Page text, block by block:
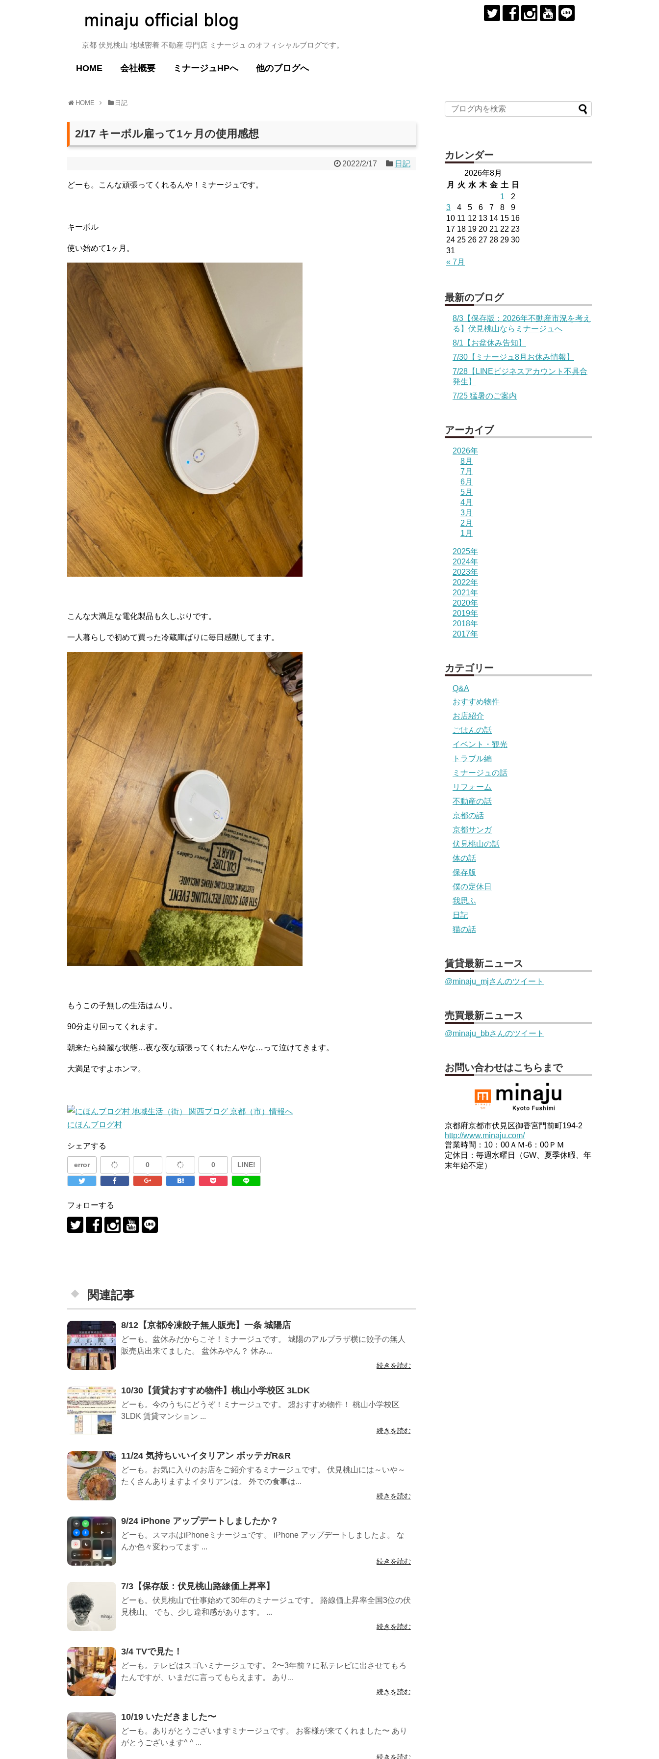
京都 伏見桃山 地域密着 不動産 専門店 ミナージュ のオフィシャルブログです。
HOME 会社概要 ミナージュHPへ 他のブログへ
HOME 日記
2/17 キーボル雇って1ヶ月の使用感想
2022/2/17 日記
どーも。こんな頑張ってくれるんや！ミナージュです。
キーボル
使い始めて1ヶ月。
こんな大満足な電化製品も久しぶりです。
一人暮らしで初めて買った冷蔵庫ばりに毎日感動してます。
もうこの子無しの生活はムリ。
90分走り回ってくれます。
朝来たら綺麗な状態…夜な夜な頑張ってくれたんやな…って泣けてきます。
大満足ですよホンマ。
にほんブログ村
シェアする
error 0 0 LINE!
フォローする
関連記事
8/12【京都冷凍餃子無人販売】一条 城陽店
どーも。盆休みだからこそ！ミナージュです。 城陽のアルプラザ横に餃子の無人
販売店出来てました。 盆休みやん？ 休み...
続きを読む
10/30【賃貸おすすめ物件】桃山小学校区 3LDK
どーも。今のうちにどうぞ！ミナージュです。 超おすすめ物件！ 桃山小学校区
3LDK 賃貸マンション ...
続きを読む
11/24 気持ちいいイタリアン ボッテガR&R
どーも。お気に入りのお店をご紹介するミナージュです。 伏見桃山には～いや～
たくさんありますよイタリアンは。 外での食事は...
続きを読む
9/24 iPhone アップデートしましたか？
どーも。スマホはiPhoneミナージュです。 iPhone アップデートしましたよ。 な
んか色々変わってます ...
続きを読む
7/3【保存版：伏見桃山路線価上昇率】
どーも。伏見桃山で仕事始めて30年のミナージュです。 路線価上昇率全国3位の伏
見桃山。 でも、少し違和感があります。 ...
続きを読む
3/4 TVで見た！
どーも。テレビはスゴいミナージュです。 2〜3年前？に私テレビに出させてもろ
たんですが、いまだに言ってもらえます。 あり...
続きを読む
10/19 いただきました〜
どーも。ありがとうございますミナージュです。 お客様が来てくれました〜 あり
がとうございます^ ^ ...
続きを読む
カレンダー
2026年8月
月
火 水 木 金 土 日
« 7月
1
2
3
4 5 6 7 8
9
10 11 12 13 14 15 16
17 18 19 20 21 22 23
24 25 26 27 28 29 30
31
最新のブログ
8/3【保存版：2026年不動産市況を考え
る】伏見桃山ならミナージュへ
8/1【お盆休み告知】
7/30【ミナージュ8月お休み情報】
7/28【LINEビジネスアカウント不具合
発生】
7/25 猛暑のご案内
アーカイブ
2026年
8月
7月
6月
5月
4月
3月
2月
1月
2025年
2024年
2023年
2022年
2021年
2020年
2019年
2018年
2017年
カテゴリー
Q&A
おすすめ物件
お店紹介
ごはんの話
イベント・観光
トラブル編
ミナージュの話
リフォーム
不動産の話
京都の話
京都サンガ
伏見桃山の話
体の話
保存版
僕の定休日
我思ふ
日記
猫の話
賃貸最新ニュース
@minaju_mjさんのツイート
売買最新ニュース
@minaju_bbさんのツイート
お問い合わせはこちらまで
京都府京都市伏見区御香宮門前町194-2
http://www.minaju.com/
営業時間：10：00ＡＭ-6：00ＰＭ
定休日：毎週水曜日（GW、夏季休暇、年
末年始不定）